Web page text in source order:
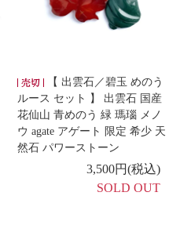
【 出雲石／碧玉 めのう
ルース セット 】 出雲石 国産
花仙山 青めのう 緑 瑪瑙 メノ
ウ agate アゲート 限定 希少 天
然石 パワーストーン
3,500円(税込)
SOLD OUT